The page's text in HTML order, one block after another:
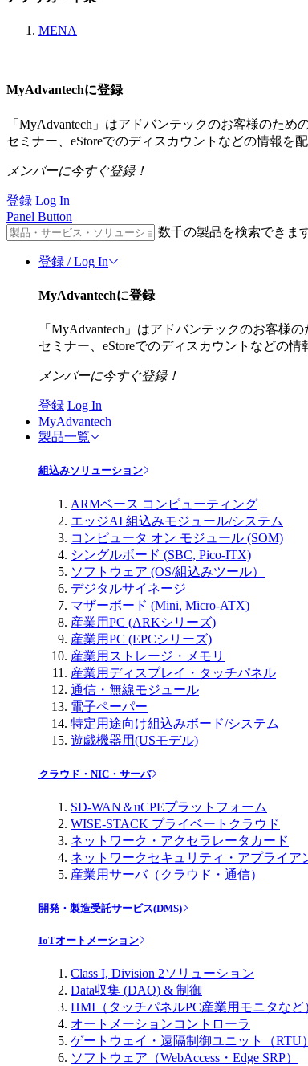
MENA
MyAdvantechに登録
「MyAdvantech」はアドバンテックのお客様のた
セミナー、eStoreでのディスカウントなどの情報を
メンバーに今すぐ登録！
登録 Log In
Panel Button
数千の製品を検索できま
登録 / Log In
MyAdvantechに登録
「MyAdvantech」はアドバンテックのお客様
セミナー、eStoreでのディスカウントなどの情
メンバーに今すぐ登録！
登録 Log In
MyAdvantech
製品一覧
組込みソリューション
ARMベース コンピューティング
エッジAI 組込みモジュール/システム
コンピュータ オン モジュール (SOM)
シングルボード (SBC, Pico-ITX)
ソフトウェア (OS/組込みツール）
デジタルサイネージ
マザーボード (Mini, Micro-ATX)
産業用PC (ARKシリーズ)
産業用PC (EPCシリーズ)
産業用ストレージ・メモリ
産業用ディスプレイ・タッチパネル
通信・無線モジュール
電子ペーパー
特定用途向け組込みボード/システム
遊戯機器用(USモデル)
クラウド・NIC・サーバ
SD-WAN＆uCPEプラットフォーム
WISE-STACK プライベートクラウド
ネットワーク・アクセラレータカード
ネットワークセキュリティ・アプライア
産業用サーバ（クラウド・通信）
開発・製造受託サービス(DMS)
IoTオートメーション
Class I, Division 2ソリューション
Data収集 (DAQ) & 制御
HMI（タッチパネルPC産業用モニタなど
オートメーションコントローラ
ゲートウェイ・遠隔制御ユニット（RTU）
ソフトウェア（WebAccess・Edge SRP）